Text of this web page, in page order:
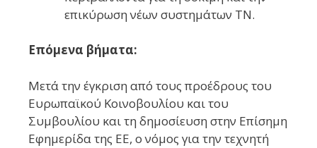
επικύρωση νέων συστημάτων ΤΝ.
Επόμενα βήματα:
Μετά την έγκριση από τους προέδρους του
Ευρωπαϊκού Κοινοβουλίου και του
Συμβουλίου και τη δημοσίευση στην Επίσημη
Εφημερίδα της ΕΕ, ο νόμος για την τεχνητή